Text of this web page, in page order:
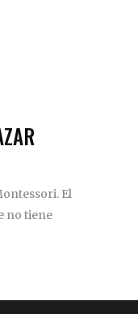
El
no tiene